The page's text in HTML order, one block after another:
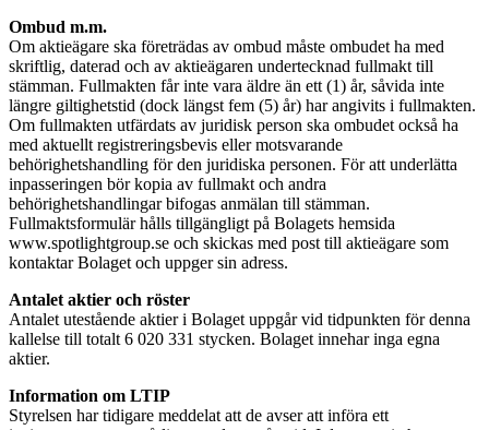
Ombud m.m.
Om aktieägare ska företrädas av ombud måste ombudet ha med
skriftlig, daterad och av aktieägaren undertecknad fullmakt till
stämman. Fullmakten får inte vara äldre än ett (1) år, såvida inte
längre giltighetstid (dock längst fem (5) år) har angivits i fullmakten.
Om fullmakten utfärdats av juridisk person ska ombudet också ha
med aktuellt registreringsbevis eller motsvarande
behörighetshandling för den juridiska personen. För att underlätta
inpasseringen bör kopia av fullmakt och andra
behörighetshandlingar bifogas anmälan till stämman.
Fullmaktsformulär hålls tillgängligt på Bolagets hemsida
www.spotlightgroup.se och skickas med post till aktieägare som
kontaktar Bolaget och uppger sin adress.
Antalet aktier och röster
Antalet utestående aktier i Bolaget uppgår vid tidpunkten för denna
kallelse till totalt 6 020 331 stycken. Bolaget innehar inga egna
aktier.
Information om LTIP
Styrelsen har tidigare meddelat att de avser att införa ett